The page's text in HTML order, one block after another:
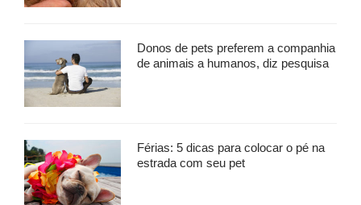
Donos de pets preferem a companhia
de animais a humanos, diz pesquisa
Férias: 5 dicas para colocar o pé na
estrada com seu pet